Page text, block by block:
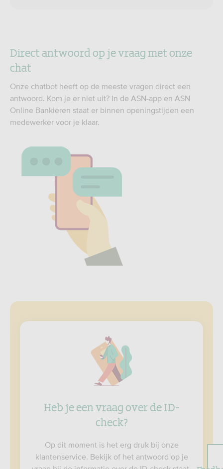
Direct antwoord op je vraag met onze
chat
Onze chatbot heeft op de meeste vragen direct een
antwoord. Kom je er niet uit? In de ASN-app en ASN
Online Bankieren staat er binnen openingstijden een
medewerker voor je klaar.
Heb je een vraag over de ID-
check?
Op dit moment is het erg druk bij onze
klantenservice. Bekijk of het antwoord op je